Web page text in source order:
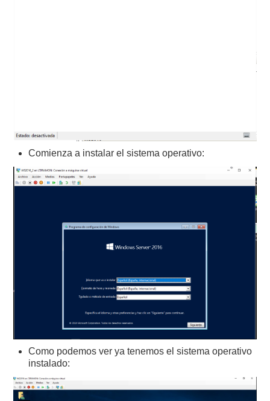
Comienza a instalar el sistema operativo:
Como podemos ver ya tenemos el sistema operativo
instalado: